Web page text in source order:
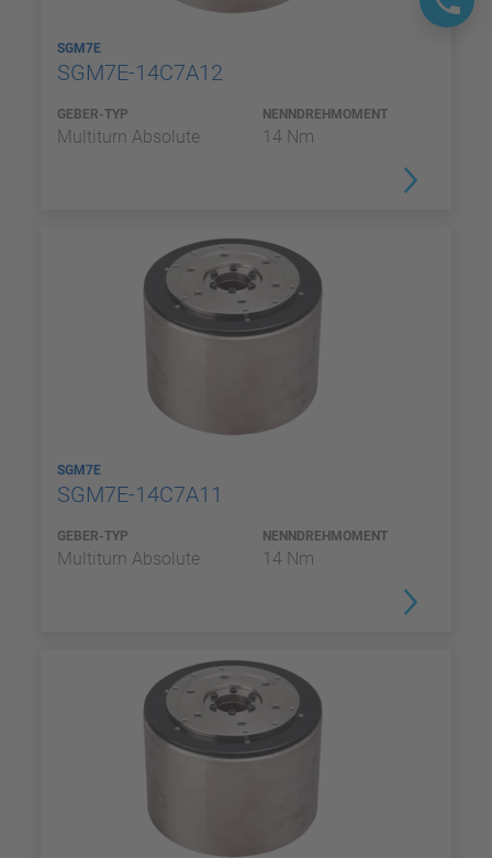
SGM7E
SGM7E-14C7A12
GEBER-TYP
Multiturn Absolute
NENNDREHMOMENT
14 Nm
SGM7E
SGM7E-14C7A11
GEBER-TYP
Multiturn Absolute
NENNDREHMOMENT
14 Nm